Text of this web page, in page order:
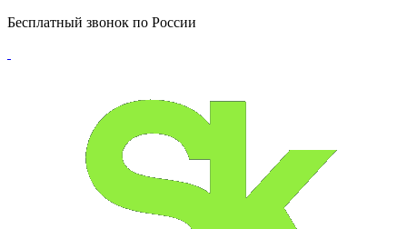
Бесплатный звонок по России